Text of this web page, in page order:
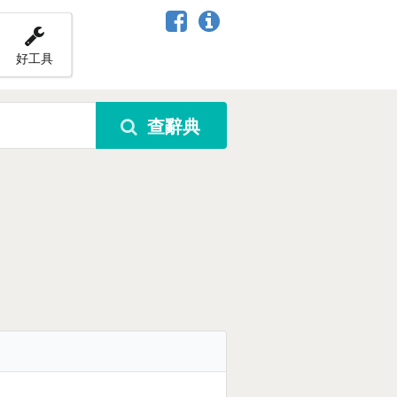
好工具
查辭典